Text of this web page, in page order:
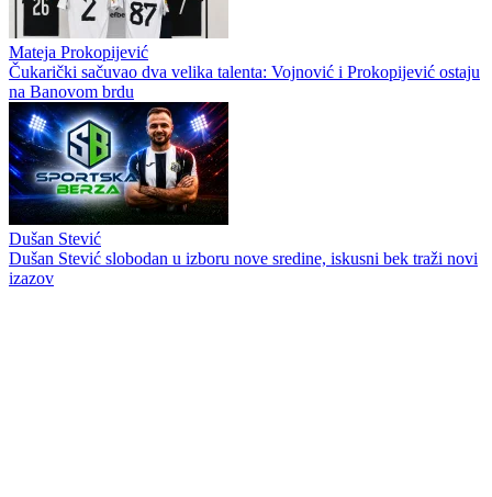
Mateja Prokopijević
Čukarički sačuvao dva velika talenta: Vojnović i Prokopijević ostaju
na Banovom brdu
Dušan Stević
Dušan Stević slobodan u izboru nove sredine, iskusni bek traži novi
izazov